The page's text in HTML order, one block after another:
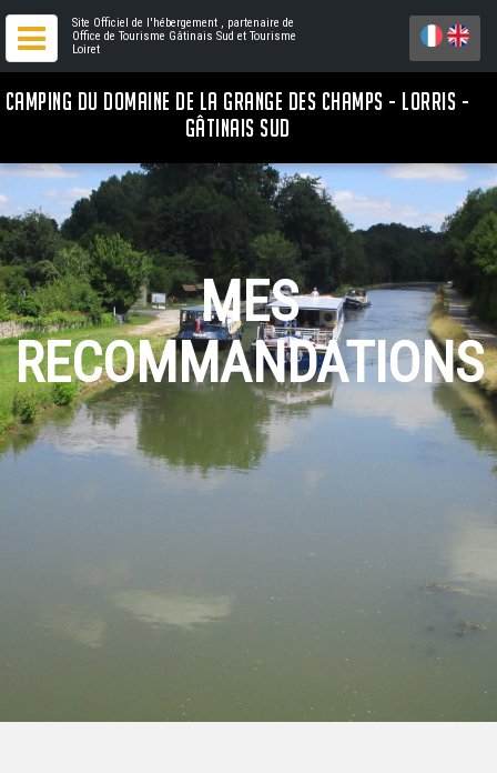
Site Officiel de l'hébergement , partenaire de
Office de Tourisme Gâtinais Sud et Tourisme
Loiret
CAMPING DU DOMAINE DE LA GRANGE DES CHAMPS - LORRIS -
GÂTINAIS SUD
MES
RECOMMANDATIONS